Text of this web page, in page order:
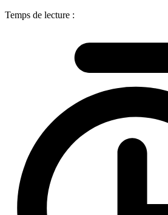
Temps de lecture :